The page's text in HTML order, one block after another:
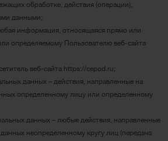
обработке, действия (операции),
данными;
информация, относящаяся прямо или
определяемому Пользователю веб-сайта
веб-сайта https://cepod.ru;
данных – действия, направленные на
определенному лицу или определенному
данных – любые действия, направленные
неопределенному кругу лиц (передача